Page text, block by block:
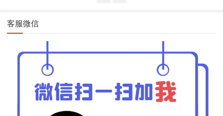
客服微信